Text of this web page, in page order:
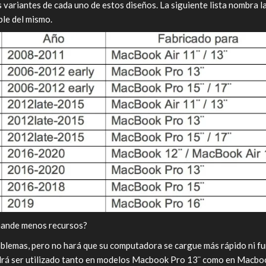
de cada uno de estos diseños. La siguiente lista
del mismo.
menos recursos?
pero no hará que su computadora se cargue más rápido ni
ser utilizado tanto en modelos Macbook Pro 13¨ como en